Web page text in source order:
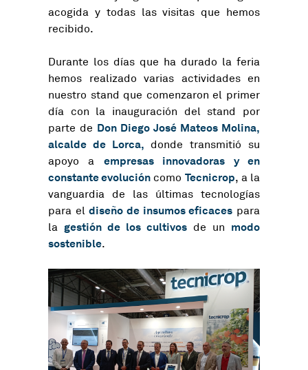
acogida y todas las visitas que hemos
recibido.
Durante los días que ha durado la feria
hemos realizado varias actividades en
nuestro stand que comenzaron el primer
día con la inauguración del stand por
parte de Don Diego José Mateos Molina,
alcalde de Lorca, donde transmitió su
apoyo a empresas innovadoras y en
constante evolución como Tecnicrop, a la
vanguardia de las últimas tecnologías
para eldiseño de insumos eficaces para
la gestión de los cultivos de un modo
sostenible.